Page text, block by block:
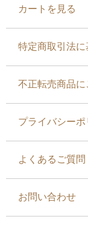
カートを見る
特定商取引法
不正転売商品に
プライバシーポ
よくあるご質問
お問い合わせ